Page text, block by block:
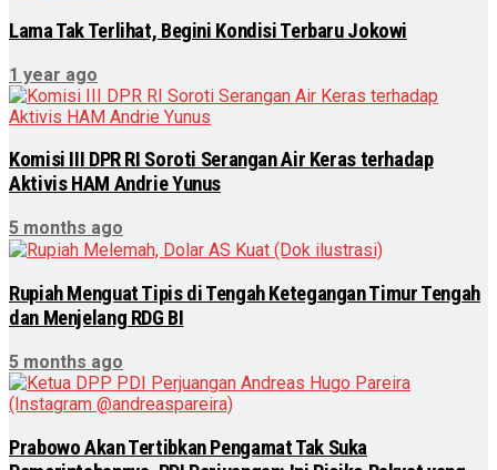
Lama Tak Terlihat, Begini Kondisi Terbaru Jokowi
1 year ago
Komisi III DPR RI Soroti Serangan Air Keras terhadap
Aktivis HAM Andrie Yunus
5 months ago
Rupiah Menguat Tipis di Tengah Ketegangan Timur Tengah
dan Menjelang RDG BI
5 months ago
Prabowo Akan Tertibkan Pengamat Tak Suka